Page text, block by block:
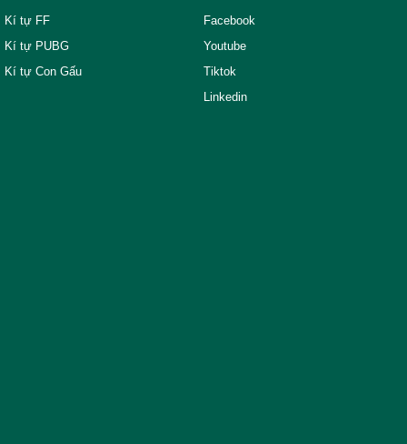
Kí tự FF
Kí tự PUBG
Kí tự Con Gấu
Facebook
Youtube
Tiktok
Linkedin